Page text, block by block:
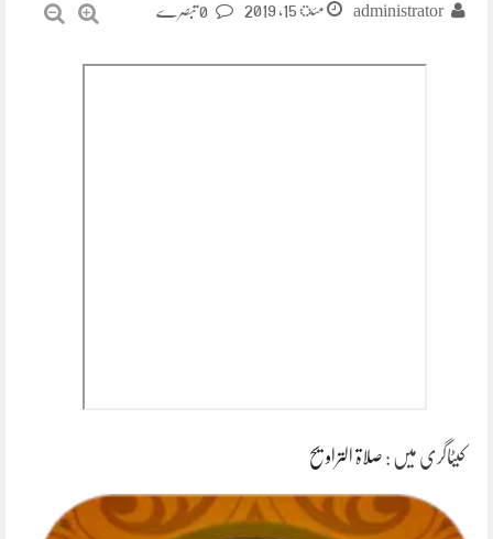
administrator مئ 15, 2019
کیٹاگری میں : صلاۃ التراویح